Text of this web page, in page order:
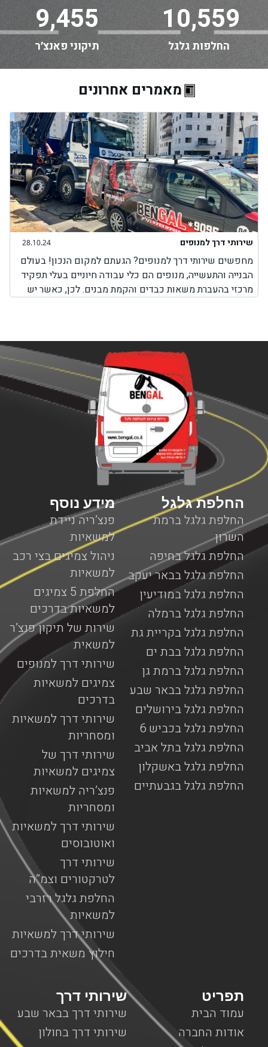
9,455
תיקוני פאנצ׳ר
10,559
החלפות גלגל
מאמרים אחרונים
28.10.24 שירותי דרך למנופים
מחפשים שירותי דרך למנופים? הגעתם למקום הנכון! בעולם
הבנייה והתעשייה, מנופים הם כלי עבודה חיוניים בעלי תפקיד
מרכזי בהעברת משאות כבדים והקמת מבנים. לכן, כאשר יש
במנופים עלולות להתרחש בכל זמן, בשעות שבהן ניתן להגיע
למקום שבו אפשר לקבל שירותי תיקון למנופים או באמצע
הדרך בשעות שבהן אין שירותי דרך למנופים. לכן, חשוב
לדעת שחברת BenGal מציעה שירותי דרך למנופים בכל מקום
שבו אתם תקועים עם המנוף. לא משנה אם מדובר על צפון
הארץ, מרכזה, דרום או ירושלים, יצירת קשר עם חברת בן גל
יאפשר לכם לקבל את השירות המבוקש לכם כמה שיותר מהר,
עד המקום שבו אתם נמצאים עם המנוף כאשר כל השירותים
מוצעים על ידי צוות מקצועי ומנוסה המומחה בשירותי דרך
המותאמים למנופים.
מידע נוסף
פנצ’ריה ניידת
למשאיות
ניהול צמיגים בצי רכב
למשאיות
החלפת 5 צמיגים
למשאיות בדרכים
שירות של תיקון פנצ’ר
למשאית
שירותי דרך למנופים
צמיגים למשאיות
בדרכים
שירותי דרך למשאיות
ומסחריות
שירותי דרך של
צמיגים למשאיות
פנצ’ריה למשאיות
ומסחריות
שירותי דרך למשאיות
ואוטובוסים
שירותי דרך
לטרקטורים וצמ”ה
החלפת גלגל רזרבי
למשאיות
שירותי דרך למשאיות
חילוץ משאית בדרכים
החלפת גלגל
החלפת גלגל ברמת
השרון
החלפת גלגל בחיפה
החלפת גלגל בבאר יעקב
החלפת גלגל במודיעין
החלפת גלגל ברמלה
החלפת גלגל בקריית גת
החלפת גלגל בבת ים
החלפת גלגל ברמת גן
החלפת גלגל בבאר שבע
החלפת גלגל בירושלים
החלפת גלגל בכביש 6
החלפת גלגל בתל אביב
החלפת גלגל באשקלון
החלפת גלגל בגבעתיים
שירותי דרך
שירותי דרך בבאר שבע
שירותי דרך בחולון
תפריט
עמוד הבית
אודות החברה